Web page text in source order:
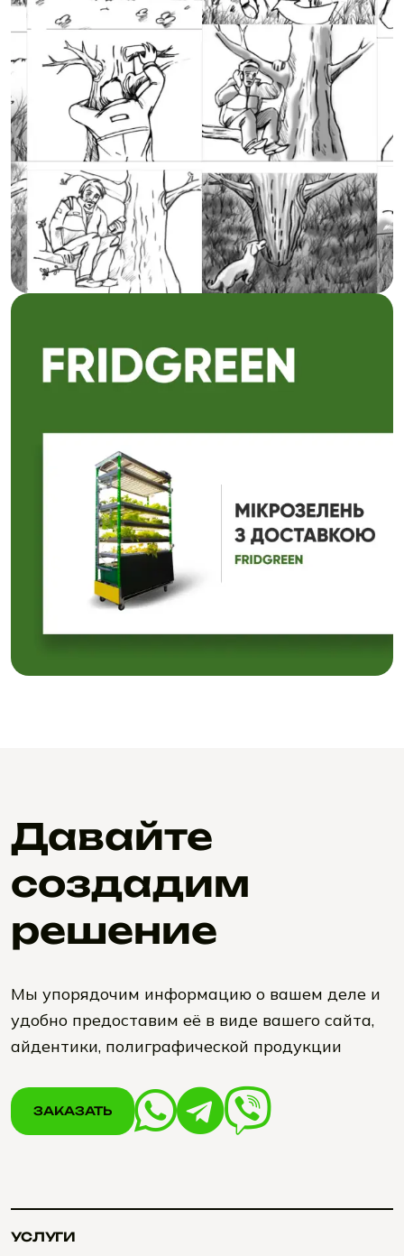
Давайте
создадим
решение
Мы упорядочим информацию о вашем деле и
удобно предоставим её в виде вашего сайта,
айдентики, полиграфической продукции
ЗАКАЗАТЬ
УСЛУГИ